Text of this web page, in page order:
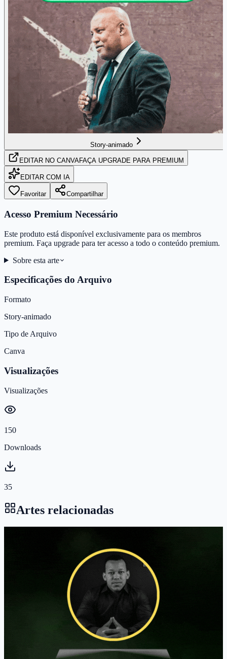
Story-animado
EDITAR NO CANVAFAÇA UPGRADE PARA PREMIUM
EDITAR COM IA
Favoritar Compartilhar
Acesso Premium Necessário
Este produto está disponível exclusivamente para os membros
premium. Faça upgrade para ter acesso a todo o conteúdo premium.
Sobre esta arte
Especificações do Arquivo
Formato
Story-animado
Tipo de Arquivo
Canva
Visualizações
Visualizações
150
Downloads
35
Artes relacionadas